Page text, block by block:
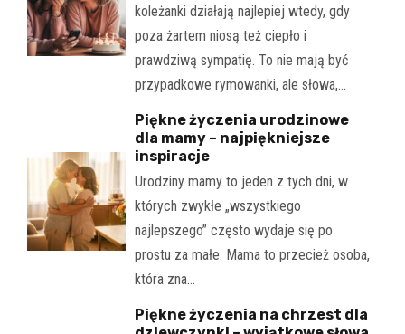
koleżanki działają najlepiej wtedy, gdy
poza żartem niosą też ciepło i
prawdziwą sympatię. To nie mają być
przypadkowe rymowanki, ale słowa,…
Piękne życzenia urodzinowe
dla mamy – najpiękniejsze
inspiracje
Urodziny mamy to jeden z tych dni, w
których zwykłe „wszystkiego
najlepszego” często wydaje się po
prostu za małe. Mama to przecież osoba,
która zna…
Piękne życzenia na chrzest dla